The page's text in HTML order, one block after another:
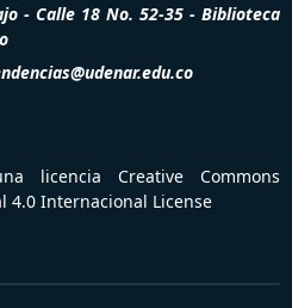
- Calle 18 No. 52-35 - Biblioteca
licencia Creative Commons
4.0 Internacional License